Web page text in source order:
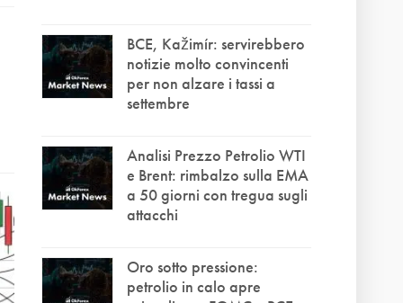
BCE, Kažimír: servirebbero
notizie molto convincenti
per non alzare i tassi a
settembre
Analisi Prezzo Petrolio WTI
e Brent: rimbalzo sulla EMA
a 50 giorni con tregua sugli
attacchi
Oro sotto pressione:
petrolio in calo apre